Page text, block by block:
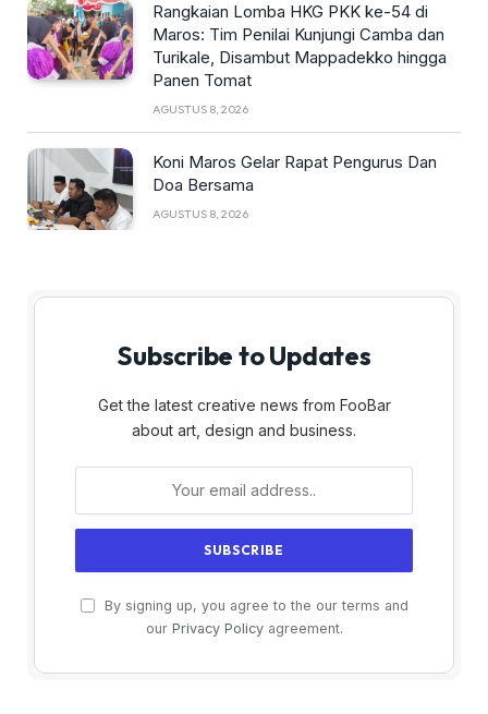
Rangkaian Lomba HKG PKK ke-54 di
Maros: Tim Penilai Kunjungi Camba dan
Turikale, Disambut Mappadekko hingga
Panen Tomat
AGUSTUS 8, 2026
Koni Maros Gelar Rapat Pengurus Dan
Doa Bersama
AGUSTUS 8, 2026
Subscribe to Updates
Get the latest creative news from FooBar
about art, design and business.
By signing up, you agree to the our terms and
our Privacy Policyagreement.